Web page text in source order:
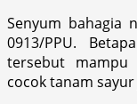
Senyum bahagia
0913/PPU.
tersebut mampu
cocok tanam sayur